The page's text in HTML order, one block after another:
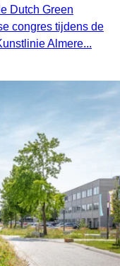
Dutch Green
congres tijdens de
Almere...